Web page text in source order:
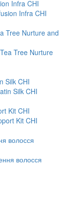
Infra CHI
Tree Nurture and
Silk CHI
Kit CHI
волосся